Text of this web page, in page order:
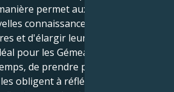
permet aux individus
connaissances, de faire de
et d'élargir leurs perspectives.
pour les Gémeaux d'essayer de
de prendre part à des
obligent à réfléchir